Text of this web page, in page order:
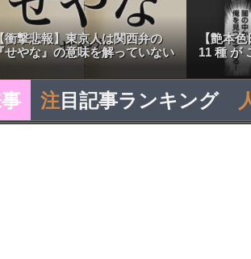
【衝撃悲報】東京人は関西弁の
『せやな』の意味を解っていない
【艶本
11 種 が
注 目記事ランキング